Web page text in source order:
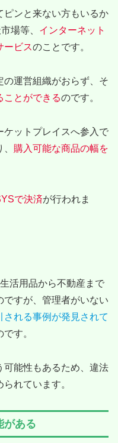
ピンと来ない方もいるか
場等、 インターネット
ービスのことです。
の運営組織がおらず、そ
ことができるのです。
ケットプレイスへ参入で
購入可能な商品の幅を
で決済が行われま
活用品から不動産まで
すが、管理者がいない
される事例が発見されて
す。
可能性もあるため、違法
れています。
がある